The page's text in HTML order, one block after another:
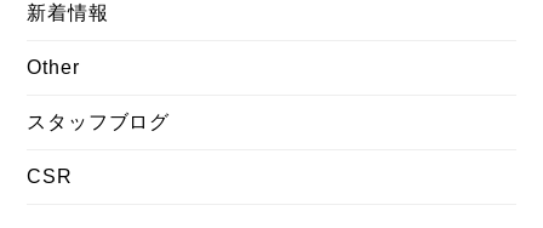
新着情報
Other
スタッフブログ
CSR